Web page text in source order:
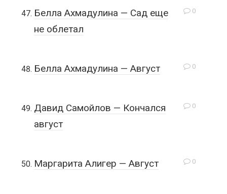
0
Белла Ахмадулина — Сад еще
не облетал
0
Белла Ахмадулина — Август
0
Давид Самойлов — Кончался
август
0
Маргарита Алигер — Август